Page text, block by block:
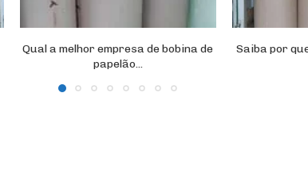
Qual a melhor empresa de bobina de
papelão...
Saiba por